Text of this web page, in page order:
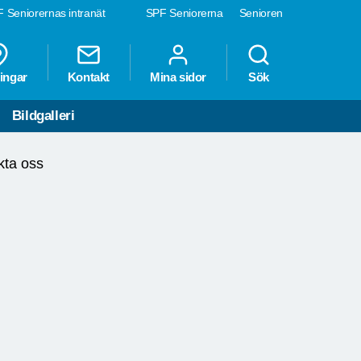
SPF Seniorerna Senioren
Seniorernas intranät
Kontakt Mina sidor Sök
Bildgalleri
oss